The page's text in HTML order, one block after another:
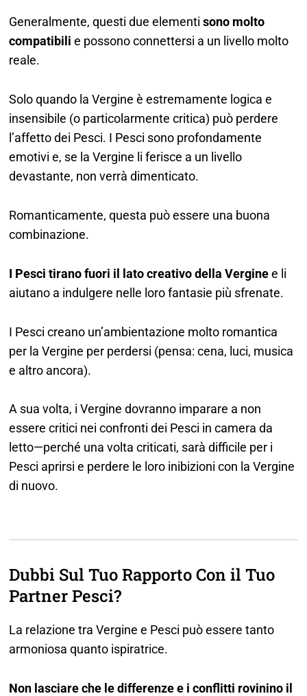
Generalmente, questi due elementisono molto
compatibili e possono connettersi a un livello molto
reale.
Solo quando la Vergine è estremamente logica e
insensibile (o particolarmente critica) può perdere
l’affetto dei Pesci. I Pesci sono profondamente
emotivi e, se la Vergine li ferisce a un livello
devastante, non verrà dimenticato.
Romanticamente, questa può essere una buona
combinazione.
I Pesci tirano fuori il lato creativo della Verginee li
aiutano a indulgere nelle loro fantasie più sfrenate.
I Pesci creano un’ambientazione molto romantica
per la Vergine per perdersi (pensa: cena, luci, musica
e altro ancora).
A sua volta, i Vergine dovranno imparare a non
essere critici nei confronti dei Pesci in camera da
letto—perché una volta criticati, sarà difficile per i
Pesci aprirsi e perdere le loro inibizioni con la Vergine
di nuovo.
Dubbi Sul Tuo Rapporto Con il Tuo
Partner Pesci?
La relazione tra Vergine e Pesci può essere tanto
armoniosa quanto ispiratrice.
Non lasciare che le differenze e i conflitti rovinino il